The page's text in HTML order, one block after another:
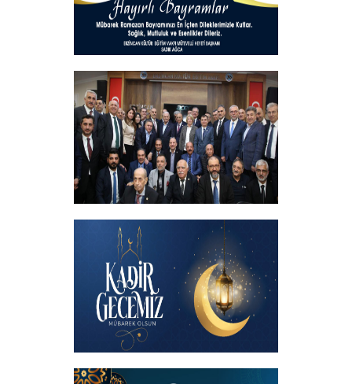
Hayırlı Bayramlar
+
İftar programında başbakanımızın
katılımıyla hemşehrilerimizle buluştuk
+
Kadir Gecemiz Mübarek Olsun